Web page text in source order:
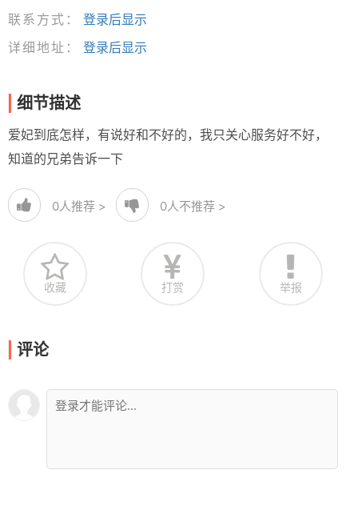
联系方式：
登录后显示
详细地址：
登录后显示
细节描述
爱妃到底怎样，有说好和不好的，我只关心服务好不好，
知道的兄弟告诉一下
0人推荐 > 0人不推荐 >
收藏 打赏 举报
评论